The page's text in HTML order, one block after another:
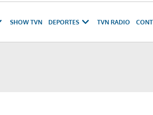
SHOW TVN DEPORTES TVN RADIO